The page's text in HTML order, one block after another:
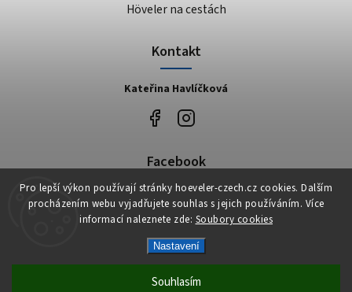
Pro lepší výkon používají stránky hoeveler-czech.cz cookies. Dalším
procházením webu vyjadřujete souhlas s jejich používáním. Více
informací naleznete zde: Soubory cookies
Nastavení
Souhlasím
Höveler na cestách
Kontakt
Kateřina Havlíčková
Facebook
Höveler Czech
VytvořilShoptet| Design